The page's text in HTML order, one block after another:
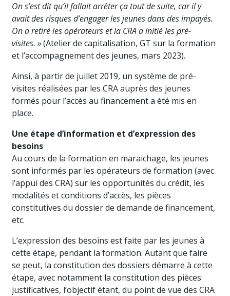
On s’est dit qu’il fallait arrêter ça tout de suite, car il y
avait des risques d’engager les jeunes dans des impayés.
On a retiré les opérateurs et la CRA a initié les pré-
visites. »(Atelier de capitalisation, GT sur la formation
et l’accompagnement des jeunes, mars 2023).
Ainsi, à partir de juillet 2019, un système de pré-
visites réalisées par les CRA auprès des jeunes
formés pour l’accès au financement a été mis en
place.
Une étape d’information et d’expression des
besoins
Au cours de la formation en maraichage, les jeunes
sont informés par les opérateurs de formation (avec
l’appui des CRA) sur les opportunités du crédit, les
modalités et conditions d’accès, les pièces
constitutives du dossier de demande de financement,
etc.
L’expression des besoins est faite par les jeunes à
cette étape, pendant la formation. Autant que faire
se peut, la constitution des dossiers démarre à cette
étape, avec notamment la constitution des pièces
justificatives, l’objectif étant, du point de vue des CRA